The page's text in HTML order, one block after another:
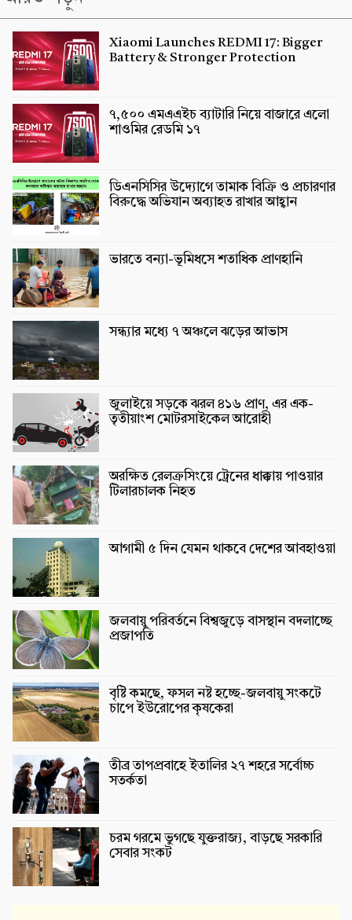
Xiaomi Launches REDMI 17: Bigger
Battery & Stronger Protection
৭,৫০০ এমএএইচ ব্যাটারি নিয়ে বাজারে এলো
শাওমির রেডমি ১৭
ডিএনসিসির উদ্যোগে তামাক বিক্রি ও প্রচারণার
বিরুদ্ধে অভিযান অব্যাহত রাখার আহ্বান
ভারতে বন্যা-ভূমিধসে শতাধিক প্রাণহানি
সন্ধ্যার মধ্যে ৭ অঞ্চলে ঝড়ের আভাস
জুলাইয়ে সড়কে ঝরল ৪১৬ প্রাণ, এর এক-
তৃতীয়াংশ মোটরসাইকেল আরোহী
অরক্ষিত রেলক্রসিংয়ে ট্রেনের ধাক্কায় পাওয়ার
টিলারচালক নিহত
আগামী ৫ দিন যেমন থাকবে দেশের আবহাওয়া
জলবায়ু পরিবর্তনে বিশ্বজুড়ে বাসস্থান বদলাচ্ছে
প্রজাপতি
বৃষ্টি কমছে, ফসল নষ্ট হচ্ছে-জলবায়ু সংকটে
চাপে ইউরোপের কৃষকেরা
তীব্র তাপপ্রবাহে ইতালির ২৭ শহরে সর্বোচ্চ
সতর্কতা
চরম গরমে ভুগছে যুক্তরাজ্য, বাড়ছে সরকারি
সেবার সংকট